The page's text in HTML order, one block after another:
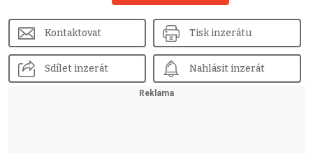
Kontaktovat Tisk inzerátu
Sdílet inzerát Nahlásit inzerát